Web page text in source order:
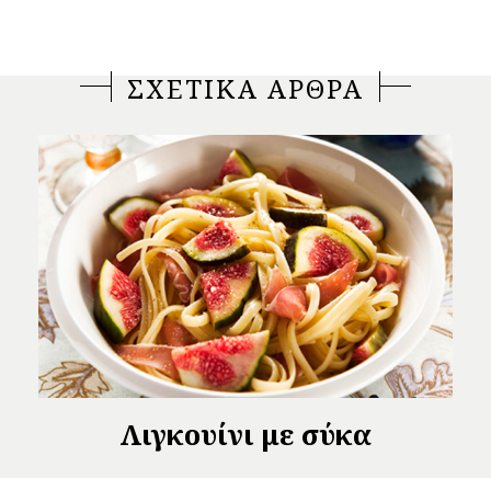
ΣΧΕΤΙΚΑ ΑΡΘΡΑ
Λιγκουίνι με σύκα